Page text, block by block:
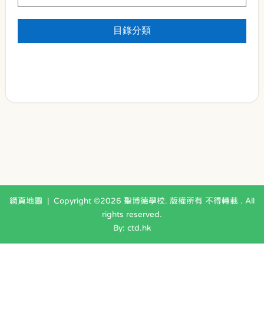
目錄分類
網頁地圖 | Copyright ©2026 聖博德學校. 版權所有 不得轉載 . All
rights reserved.
By: ctd.hk